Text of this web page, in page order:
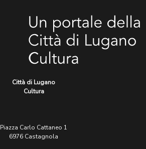
Città di Lugano
Cultura
Piazza Carlo Cattaneo 1
6976 Castagnola